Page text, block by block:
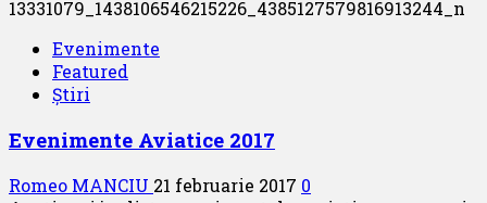
Participanti
BIAS
2017
Evenimente
Featured
Știri
Evenimente Aviatice 2017
Romeo MANCIU 21 februarie 2017 0